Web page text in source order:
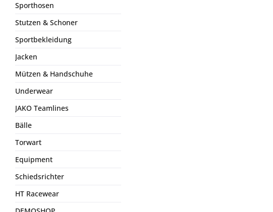
Sporthosen
Stutzen & Schoner
Sportbekleidung
Jacken
Mützen & Handschuhe
Underwear
JAKO Teamlines
Bälle
Torwart
Equipment
Schiedsrichter
HT Racewear